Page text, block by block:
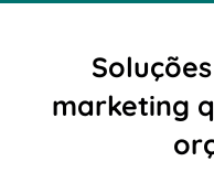
marketing